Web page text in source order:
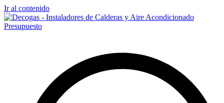
Ir al contenido
Presupuesto